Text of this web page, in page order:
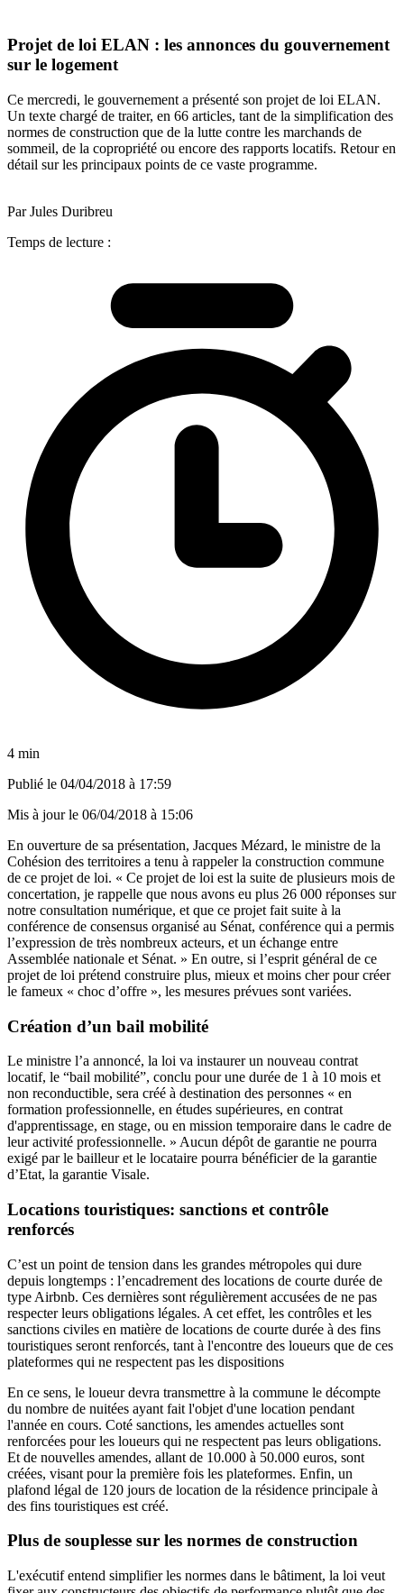
Projet de loi ELAN : les annonces du gouvernement
sur le logement
Ce mercredi, le gouvernement a présenté son projet de loi ELAN.
Un texte chargé de traiter, en 66 articles, tant de la simplification des
normes de construction que de la lutte contre les marchands de
sommeil, de la copropriété ou encore des rapports locatifs. Retour en
détail sur les principaux points de ce vaste programme.
Par Jules Duribreu
Temps de lecture :
4 min
Publié le 04/04/2018 à 17:59
Mis à jour le 06/04/2018 à 15:06
En ouverture de sa présentation, Jacques Mézard, le ministre de la
Cohésion des territoires a tenu à rappeler la construction commune
de ce projet de loi. « Ce projet de loi est la suite de plusieurs mois de
concertation, je rappelle que nous avons eu plus 26 000 réponses sur
notre consultation numérique, et que ce projet fait suite à la
conférence de consensus organisé au Sénat, conférence qui a permis
l’expression de très nombreux acteurs, et un échange entre
Assemblée nationale et Sénat. » En outre, si l’esprit général de ce
projet de loi prétend construire plus, mieux et moins cher pour créer
le fameux « choc d’offre », les mesures prévues sont variées.
Création d’un bail mobilité
Le ministre l’a annoncé, la loi va instaurer un nouveau contrat
locatif, le “bail mobilité”, conclu pour une durée de 1 à 10 mois et
non reconductible, sera créé à destination des personnes « en
formation professionnelle, en études supérieures, en contrat
d'apprentissage, en stage, ou en mission temporaire dans le cadre de
leur activité professionnelle. » Aucun dépôt de garantie ne pourra
exigé par le bailleur et le locataire pourra bénéficier de la garantie
d’Etat, la garantie Visale.
Locations touristiques: sanctions et contrôle
renforcés
C’est un point de tension dans les grandes métropoles qui dure
depuis longtemps : l’encadrement des locations de courte durée de
type Airbnb. Ces dernières sont régulièrement accusées de ne pas
respecter leurs obligations légales. A cet effet, les contrôles et les
sanctions civiles en matière de locations de courte durée à des fins
touristiques seront renforcés, tant à l'encontre des loueurs que de ces
plateformes qui ne respectent pas les dispositions
En ce sens, le loueur devra transmettre à la commune le décompte
du nombre de nuitées ayant fait l'objet d'une location pendant
l'année en cours. Coté sanctions, les amendes actuelles sont
renforcées pour les loueurs qui ne respectent pas leurs obligations.
Et de nouvelles amendes, allant de 10.000 à 50.000 euros, sont
créées, visant pour la première fois les plateformes. Enfin, un
plafond légal de 120 jours de location de la résidence principale à
des fins touristiques est créé.
Plus de souplesse sur les normes de construction
L'exécutif entend simplifier les normes dans le bâtiment, la loi veut